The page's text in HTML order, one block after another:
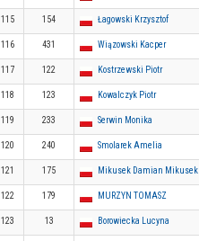
115 154 Łagowski Krzysztof
116 431 Wiązowski Kacper
117 122 Kostrzewski Piotr
118 123 Kowalczyk Piotr
119 233 Serwin Monika
120 240 Smolarek Amelia
121 175 Mikusek Damian Mikusek
122 179 MURZYN TOMASZ
123 13 Borowiecka Lucyna